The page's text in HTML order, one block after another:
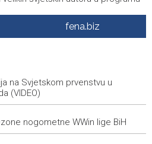
napade na jugu Libana uprkos
raciju u gradu na Zapadnoj obali
na dionici puta Stolac–Neum,
Srbija podržava teritorijalni
fena.biz
na Svjetskom prvenstvu u
(VIDEO)
nogometne WWin lige BiH